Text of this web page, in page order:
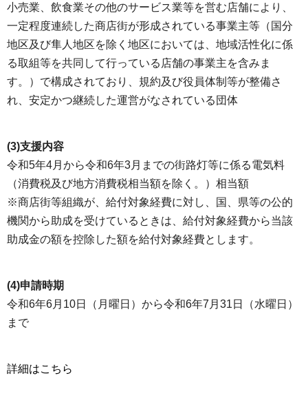
小売業、飲食業その他のサービス業等を営む店舗により、
一定程度連続した商店街が形成されている事業主等（国分
地区及び隼人地区を除く地区においては、地域活性化に係
る取組等を共同して行っている店舗の事業主を含みま
す。）で構成されており、規約及び役員体制等が整備さ
れ、安定かつ継続した運営がなされている団体
(3)支援内容
令和5年4月から令和6年3月までの街路灯等に係る電気料
（消費税及び地方消費税相当額を除く。）相当額
※商店街等組織が、給付対象経費に対し、国、県等の公的
機関から助成を受けているときは、給付対象経費から当該
助成金の額を控除した額を給付対象経費とします。
(4)申請時期
令和6年6月10日（月曜日）から令和6年7月31日（水曜日）
まで
詳細はこちら